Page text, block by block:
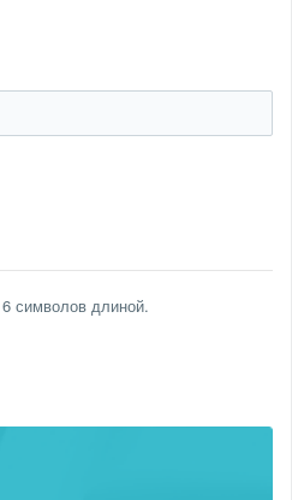
символов длиной.